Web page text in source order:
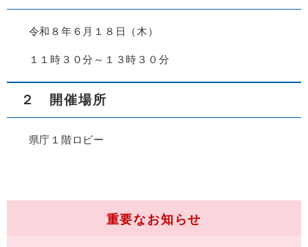
令和８年６月１８日（木）
１１時３０分～１３時３０分
２ 開催場所
県庁１階ロビー
重要なお知らせ